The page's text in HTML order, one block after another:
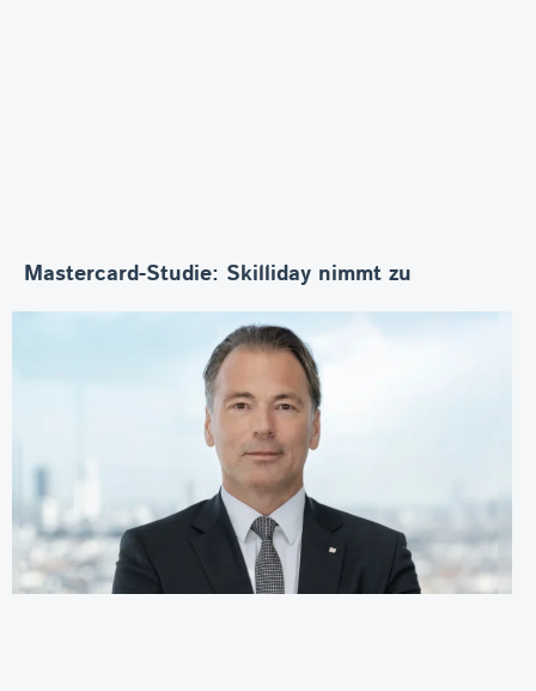
Mastercard-Studie: Skilliday nimmt zu